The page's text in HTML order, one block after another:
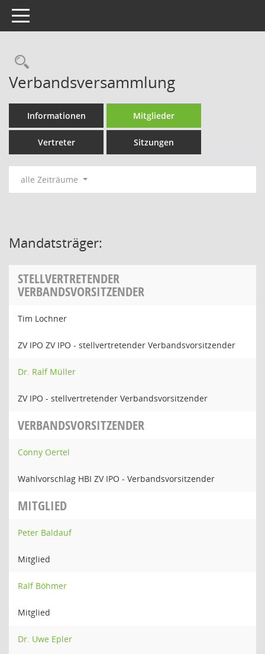
Toggle navigation
Rechercheauswahl
Verbandsversammlung
Informationen Mitglieder
Vertreter Sitzungen
alle Zeiträume
Mandatsträger:
STELLVERTRETENDER
VERBANDSVORSITZENDER
Tim Lochner
ZV IPO ZV IPO - stellvertretender Verbandsvorsitzender
Dr. Ralf Müller
ZV IPO - stellvertretender Verbandsvorsitzender
VERBANDSVORSITZENDER
Conny Oertel
Wahlvorschlag HBI ZV IPO - Verbandsvorsitzender
MITGLIED
Peter Baldauf
Mitglied
Ralf Böhmer
Mitglied
Dr. Uwe Epler